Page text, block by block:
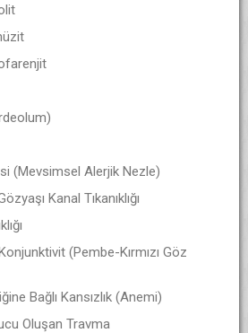
(Mevsimsel Alerjik Nezle)
Kanal Tıkanıklığı
(Pembe-Kırmızı Göz
Bağlı Kansızlık (Anemi)
Oluşan Travma